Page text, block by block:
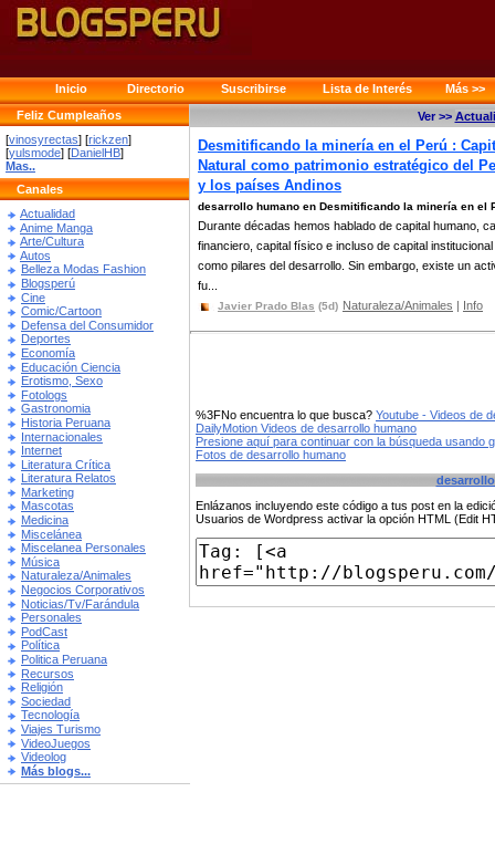
Inicio Directorio Suscribirse Lista de Interés
Más >>
Feliz Cumpleaños
[vinosyrectas] [rickzen]
[yulsmode] [DanielHB]
Mas..
Canales
Actualidad
Anime Manga
Arte/Cultura
Autos
Belleza Modas Fashion
Blogsperú
Cine
Comic/Cartoon
Defensa del Consumidor
Deportes
Economía
Educación Ciencia
Erotismo, Sexo
Fotologs
Gastronomia
Historia Peruana
Internacionales
Internet
Literatura Crítica
Literatura Relatos
Marketing
Mascotas
Medicina
Miscelánea
Miscelanea Personales
Música
Naturaleza/Animales
Negocios Corporativos
Noticias/Tv/Farándula
Personales
PodCast
Política
Politica Peruana
Recursos
Religión
Sociedad
Tecnología
Viajes Turismo
VideoJuegos
Videolog
Más blogs...
Ver >>
Desmitificando la minería en el Perú :
Natural como patrimonio estratégico del
y los países Andinos
desarrollo humano en Desmitificando la minería en el
Durante décadas hemos hablado de capital humano,
financiero, capital físico e incluso de capital institucional
como pilares del desarrollo. Sin embargo, existe un
fu...
Javier Prado Blas (5d) Naturaleza/Animales | Info
%3FNo encuentra lo que busca? Youtube - Videos de
DailyMotion Videos de desarrollo humano
Presione aquí para continuar con la búsqueda usando
Fotos de desarrollo humano
Enlázanos incluyendo este código a tus post en la
Usuarios de Wordpress activar la opción HTML (Edit